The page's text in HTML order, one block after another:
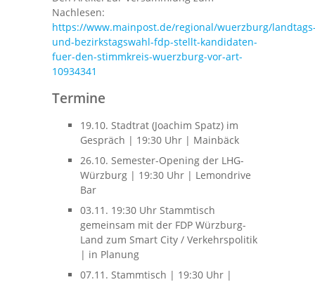
Nachlesen:
https://www.mainpost.de/regional/wuerzburg/
und-bezirkstagswahl-fdp-stellt-kandidaten-
fuer-den-stimmkreis-wuerzburg-vor-art-
10934341
Termine
19.10. Stadtrat (Joachim Spatz) im
Gespräch | 19:30 Uhr | Mainbäck
26.10. Semester-Opening der LHG-
Würzburg | 19:30 Uhr | Lemondrive
Bar
03.11. 19:30 Uhr Stammtisch
gemeinsam mit der FDP Würzburg-
Land zum Smart City / Verkehrspolitik
| in Planung
07.11. Stammtisch | 19:30 Uhr |